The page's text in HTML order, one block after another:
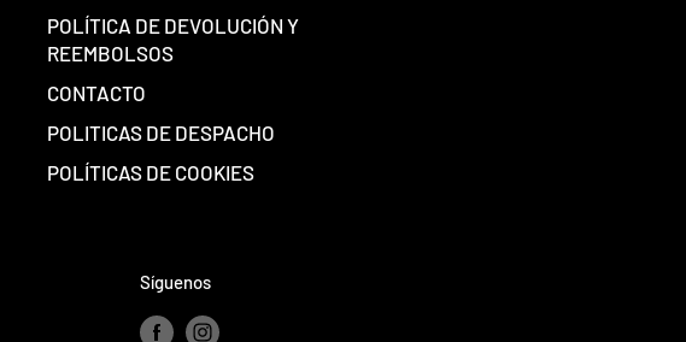
POLÍTICA DE DEVOLUCIÓN Y
REEMBOLSOS
CONTACTO
POLITICAS DE DESPACHO
POLÍTICAS DE COOKIES
Síguenos